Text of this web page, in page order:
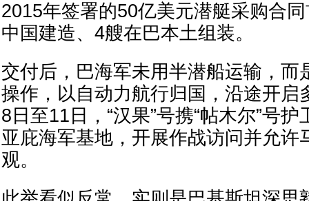
2015年签署的50亿美元潜艇采购合
中国建造、4艘在巴本土组装。
交付后，巴海军未用半潜船运输，而
操作，以自动力航行归国，沿途开启
8日至11日，“汉果”号携“帖木尔”号
亚庇海军基地，开展作战访问并允许
观。